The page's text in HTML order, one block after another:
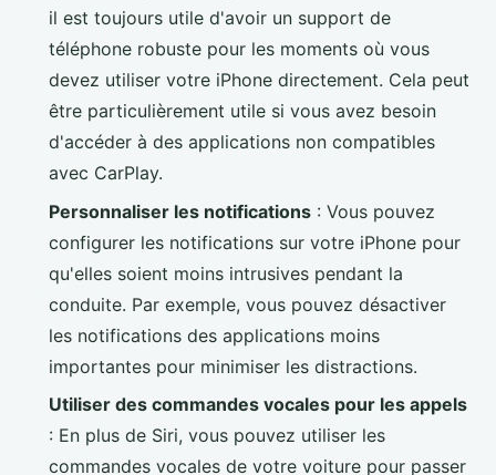
il est toujours utile d'avoir un support de
téléphone robuste pour les moments où vous
devez utiliser votre iPhone directement. Cela peut
être particulièrement utile si vous avez besoin
d'accéder à des applications non compatibles
avec CarPlay.
Personnaliser les notifications : Vous pouvez
configurer les notifications sur votre iPhone pour
qu'elles soient moins intrusives pendant la
conduite. Par exemple, vous pouvez désactiver
les notifications des applications moins
importantes pour minimiser les distractions.
Utiliser des commandes vocales pour les appels
: En plus de Siri, vous pouvez utiliser les
commandes vocales de votre voiture pour passer